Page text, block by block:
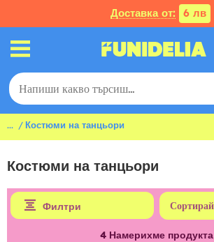
Доставка от: 6 лв
... Костюми на танцьори
Костюми на танцьори
Филтри
4 Намерихме продукта